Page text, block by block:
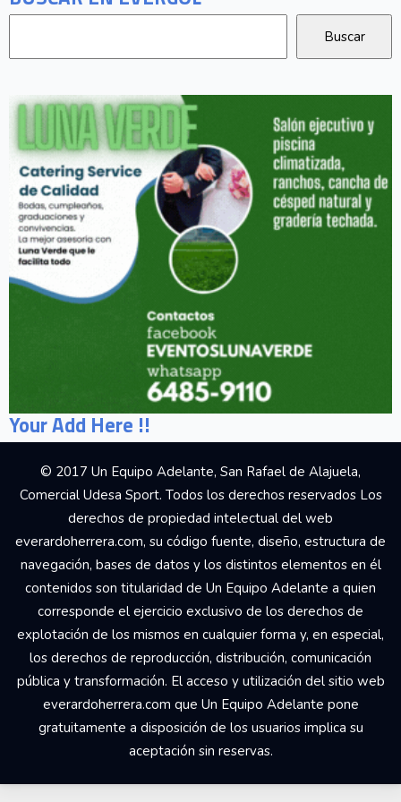
Your Add Here !!
© 2017 Un Equipo Adelante, San Rafael de Alajuela,
Comercial Udesa Sport. Todos los derechos reservados Los
derechos de propiedad intelectual del web
everardoherrera.com, su código fuente, diseño, estructura de
navegación, bases de datos y los distintos elementos en él
contenidos son titularidad de Un Equipo Adelante a quien
corresponde el ejercicio exclusivo de los derechos de
explotación de los mismos en cualquier forma y, en especial,
los derechos de reproducción, distribución, comunicación
pública y transformación. El acceso y utilización del sitio web
everardoherrera.com que Un Equipo Adelante pone
gratuitamente a disposición de los usuarios implica su
aceptación sin reservas.